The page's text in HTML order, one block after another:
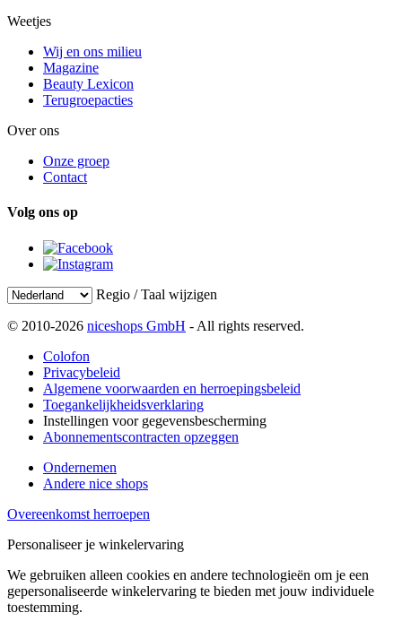
Weetjes
Wij en ons milieu
Magazine
Beauty Lexicon
Terugroepacties
Over ons
Onze groep
Contact
Volg ons op
Regio / Taal wijzigen
© 2010-2026 niceshops GmbH - All rights reserved.
Colofon
Privacybeleid
Algemene voorwaarden en herroepingsbeleid
Toegankelijkheidsverklaring
Instellingen voor gegevensbescherming
Abonnementscontracten opzeggen
Ondernemen
Andere nice shops
Overeenkomst herroepen
Personaliseer je winkelervaring
We gebruiken alleen cookies en andere technologieën om je een
gepersonaliseerde winkelervaring te bieden met jouw individuele
toestemming.